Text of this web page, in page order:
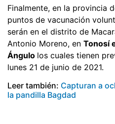
Finalmente, en la provincia
puntos de vacunación
serán en el distrito de
Antonio Moreno, en Tonosí
Ángulo los cuales tienen
lunes 21 de junio de 2021.
Leer también: Capturan a
la pandilla Bagdad